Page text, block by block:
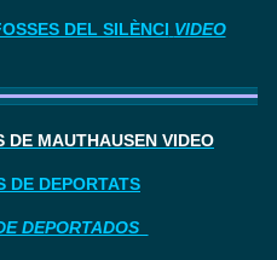
DEL SILÈNCI VIDEO
DE MAUTHAUSEN VIDEO
DE DEPORTATS
DEPORTADOS